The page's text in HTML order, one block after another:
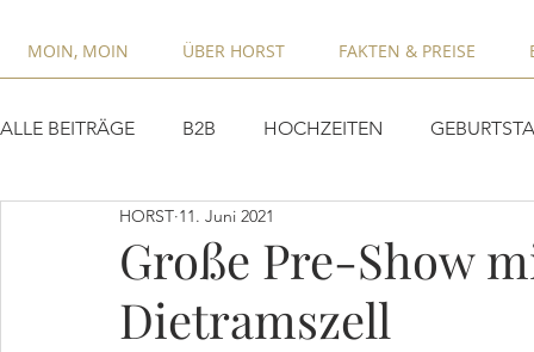
MOIN, MOIN ÜBER HORST FAKTEN & PREISE
ALLE BEITRÄGE B2B HOCHZEITEN
Große Pre-Show
Dietramszell
HORST 11. Juni 2021